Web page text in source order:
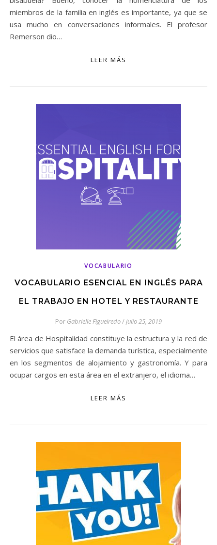
miembros de la familia en inglés es importante, ya que se
usa mucho en conversaciones informales. El profesor
Remerson dio…
LEER MÁS
VOCABULARIO
VOCABULARIO ESENCIAL EN INGLÉS PARA
EL TRABAJO EN HOTEL Y RESTAURANTE
Por Gabrielle Figueiredo/julio 25, 2019
El área de Hospitalidad constituye la estructura y la red de
servicios que satisface la demanda turística, especialmente
en los segmentos de alojamiento y gastronomía. Y para
ocupar cargos en esta área en el extranjero, el idioma…
LEER MÁS